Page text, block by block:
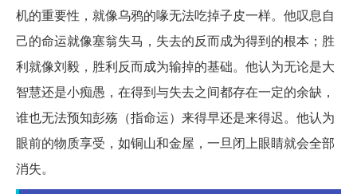
机的重要性，就像乌鸦的喙无法吃掉子皮一样。他叹息自
己的命运就像塞翁失马，失去的反而成为得到的根本；胜
利就像刘毅，胜利反而成为输掉的基础。他认为无论是大
智慧还是小痴愚，在得到与失去之间都存在一定的余缺，
谁也无法预知彭殇（指命运）来得早还是来得迟。他认为
眼前的物质享受，如铜山和金屋，一旦闭上眼睛就会全部
消失。